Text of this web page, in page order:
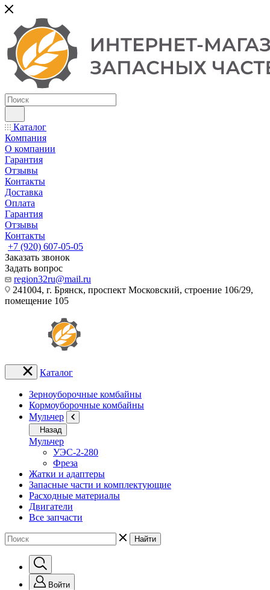
Каталог
Компания
О компании
Гарантия
Отзывы
Контакты
Доставка
Оплата
Гарантия
Отзывы
Контакты
+7 (920) 607-05-05
Заказать звонок
Задать вопрос
region32ru@mail.ru
241004, г. Брянск, проспект Московский, строение 106/29,
помещение 105
Каталог
Зерноуборочные комбайны
Кормоуборочные комбайны
Мульчер
Назад
Мульчер
УЭС-2-280
Фреза
Жатки и адаптеры
Запасные части и комплектующие
Расходные материалы
Двигатели
Все запчасти
Найти
Войти